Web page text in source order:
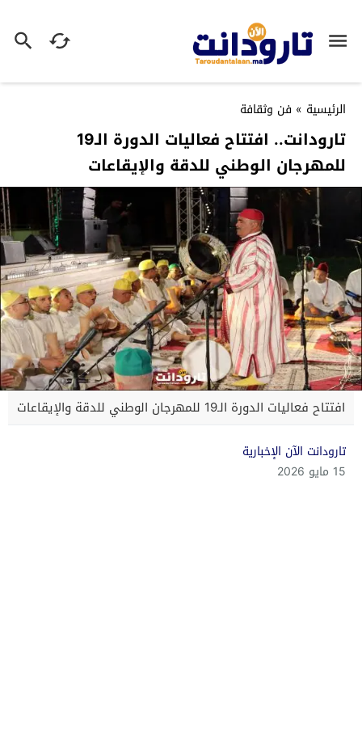
الرئيسية » فن وثقافة
تارودانت.. افتتاح فعاليات الدورة الـ19
للمهرجان الوطني للدقة والإيقاعات
افتتاح فعاليات الدورة الـ19 للمهرجان الوطني للدقة والإيقاعات
تارودانت الآن الإخبارية
15 مايو 2026